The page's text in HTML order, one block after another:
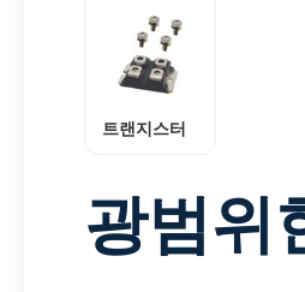
트랜지스터
광범위